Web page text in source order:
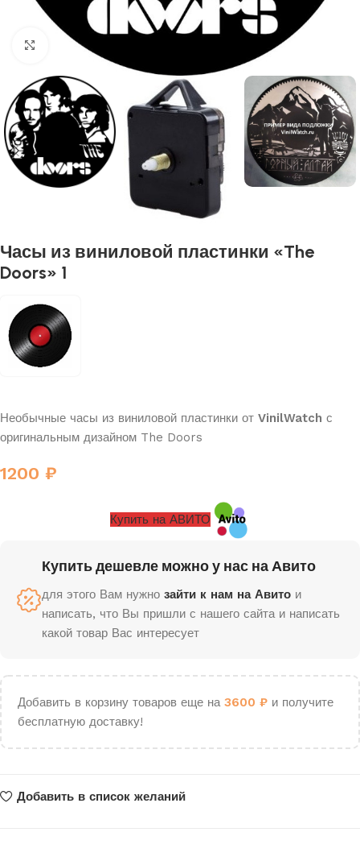
Нажмите, чтобы увеличить
Часы из виниловой пластинки «The
Doors» 1
Необычные часы из виниловой пластинки от VinilWatch с
оригинальным дизайном The Doors
1200 ₽
Купить на АВИТО
Купить дешевле можно у нас на Авито
для этого Вам нужно зайти к нам на Авито и
написать, что Вы пришли с нашего сайта и написать
какой товар Вас интересует
Добавить в корзину товаров еще на 3600 ₽ и получите
бесплатную доставку!
Добавить в список желаний